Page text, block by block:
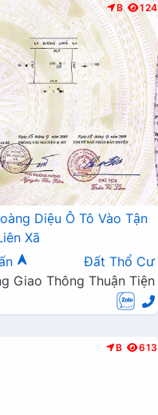
B 124
Diệu Ô Tô Vào Tận
Xã
Đất Thổ Cư
Giao Thông Thuận Tiện
B 613